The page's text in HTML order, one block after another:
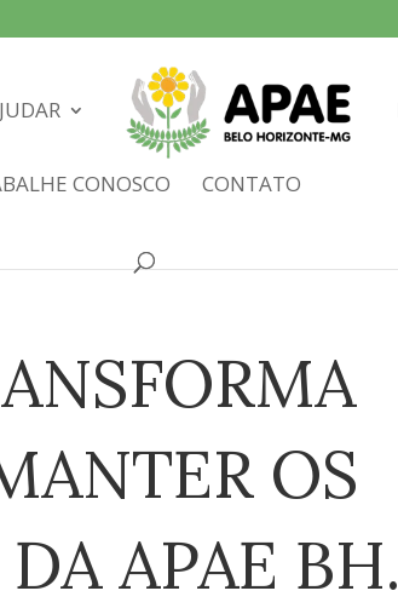
CONOSCO CONTATO
OS
APAE BH.